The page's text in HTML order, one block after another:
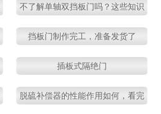
不了解单轴双挡板门吗？这些知识
挡板门制作完工，准备发货了
插板式隔绝门
脱硫补偿器的性能作用如何，看完